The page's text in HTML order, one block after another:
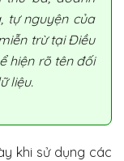
tự nguyện của
trừ tại Điều
hiện rõ tên đối
liệu.
khi sử dụng các